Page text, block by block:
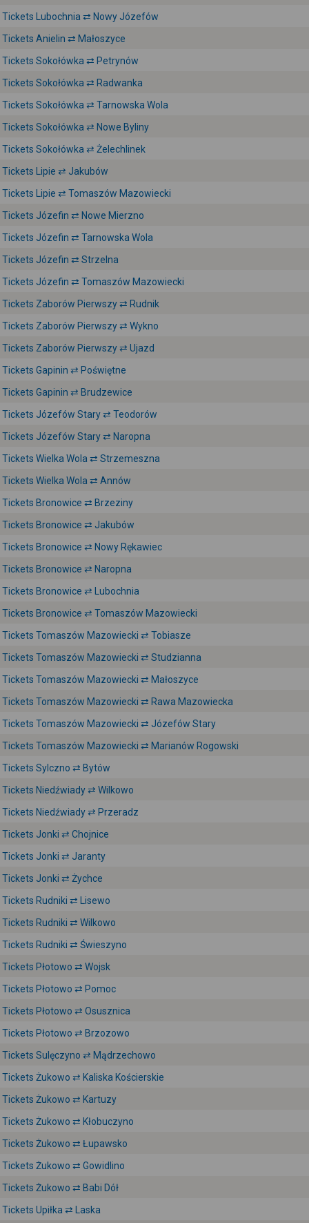
Tickets Lubochnia ⇄ Nowy Józefów
Tickets Anielin ⇄ Małoszyce
Tickets Sokołówka ⇄ Petrynów
Tickets Sokołówka ⇄ Radwanka
Tickets Sokołówka ⇄ Tarnowska Wola
Tickets Sokołówka ⇄ Nowe Byliny
Tickets Sokołówka ⇄ Żelechlinek
Tickets Lipie ⇄ Jakubów
Tickets Lipie ⇄ Tomaszów Mazowiecki
Tickets Józefin ⇄ Nowe Mierzno
Tickets Józefin ⇄ Tarnowska Wola
Tickets Józefin ⇄ Strzelna
Tickets Józefin ⇄ Tomaszów Mazowiecki
Tickets Zaborów Pierwszy ⇄ Rudnik
Tickets Zaborów Pierwszy ⇄ Wykno
Tickets Zaborów Pierwszy ⇄ Ujazd
Tickets Gapinin ⇄ Poświętne
Tickets Gapinin ⇄ Brudzewice
Tickets Józefów Stary ⇄ Teodorów
Tickets Józefów Stary ⇄ Naropna
Tickets Wielka Wola ⇄ Strzemeszna
Tickets Wielka Wola ⇄ Annów
Tickets Bronowice ⇄ Brzeziny
Tickets Bronowice ⇄ Jakubów
Tickets Bronowice ⇄ Nowy Rękawiec
Tickets Bronowice ⇄ Naropna
Tickets Bronowice ⇄ Lubochnia
Tickets Bronowice ⇄ Tomaszów Mazowiecki
Tickets Tomaszów Mazowiecki ⇄ Tobiasze
Tickets Tomaszów Mazowiecki ⇄ Studzianna
Tickets Tomaszów Mazowiecki ⇄ Małoszyce
Tickets Tomaszów Mazowiecki ⇄ Rawa Mazowiecka
Tickets Tomaszów Mazowiecki ⇄ Józefów Stary
Tickets Tomaszów Mazowiecki ⇄ Marianów Rogowski
Tickets Sylczno ⇄ Bytów
Tickets Niedźwiady ⇄ Wilkowo
Tickets Niedźwiady ⇄ Przeradz
Tickets Jonki ⇄ Chojnice
Tickets Jonki ⇄ Jaranty
Tickets Jonki ⇄ Żychce
Tickets Rudniki ⇄ Lisewo
Tickets Rudniki ⇄ Wilkowo
Tickets Rudniki ⇄ Świeszyno
Tickets Płotowo ⇄ Wojsk
Tickets Płotowo ⇄ Pomoc
Tickets Płotowo ⇄ Osusznica
Tickets Płotowo ⇄ Brzozowo
Tickets Sulęczyno ⇄ Mądrzechowo
Tickets Żukowo ⇄ Kaliska Kościerskie
Tickets Żukowo ⇄ Kartuzy
Tickets Żukowo ⇄ Kłobuczyno
Tickets Żukowo ⇄ Łupawsko
Tickets Żukowo ⇄ Gowidlino
Tickets Żukowo ⇄ Babi Dół
Tickets Upiłka ⇄ Laska